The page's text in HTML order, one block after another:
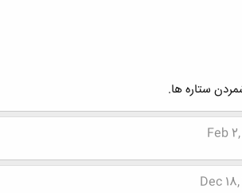
ستاره ها.
Feb
Dec